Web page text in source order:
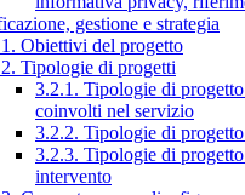
gestione e strategia
Obiettivi del progetto
Tipologie di progetti
3.2.1. Tipologie di
coinvolti nel servizio
3.2.2. Tipologie di
3.2.3. Tipologie di
intervento